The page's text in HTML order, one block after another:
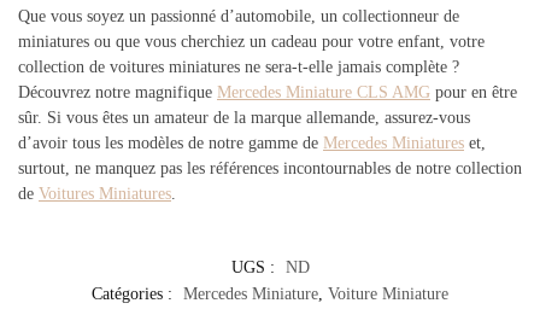
Que vous soyez un passionné d’automobile, un collectionneur de
miniatures ou que vous cherchiez un cadeau pour votre enfant, votre
collection de voitures miniatures ne sera-t-elle jamais complète ?
Découvrez notre magnifique Mercedes Miniature CLS AMG pour en être
sûr. Si vous êtes un amateur de la marque allemande, assurez-vous
d’avoir tous les modèles de notre gamme de Mercedes Miniatures et,
surtout, ne manquez pas les références incontournables de notre collection
de Voitures Miniatures.
UGS :
ND
Catégories :
Mercedes Miniature Voiture Miniature